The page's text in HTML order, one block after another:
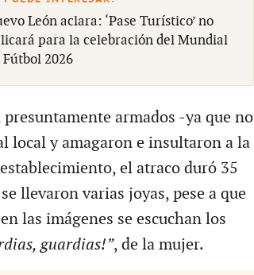
León aclara: ‘Pase Turístico’ no
para la celebración del Mundial
Fútbol 2026
armados -ya que no
local y amagaron e insultaron a la
el atraco duró 35
llevaron varias joyas, pese a que
las imágenes se escuchan los
guardias!”, de la mujer.